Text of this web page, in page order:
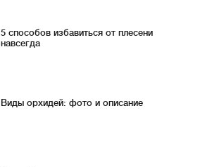
5 способов избавиться от плесени
навсегда
Виды орхидей: фото и описание